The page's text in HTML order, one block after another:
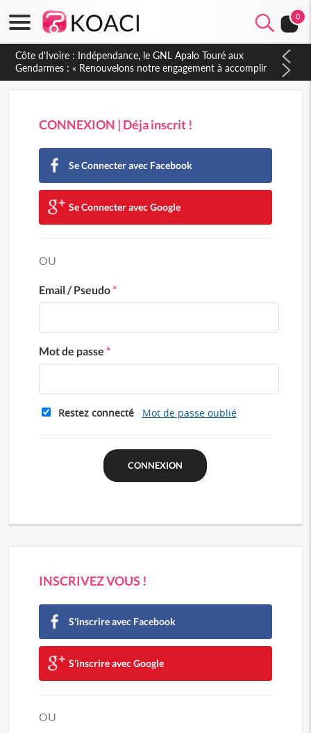
0
Côte d'Ivoire : Indépendance, le GNL Apalo Touré aux
Gendarmes : « Renouvelons notre engagement à accomplir
notre mission avec honneur, discipline, loyauté et
CONNEXION | Déja inscrit !
Se Connecter avec Facebook
Se Connecter avec Google
OU
Email / Pseudo*
Mot de passe *
Restez connecté Mot de passe oublié
INSCRIVEZ VOUS !
S'inscrire avec Facebook
S'inscrire avec Google
OU